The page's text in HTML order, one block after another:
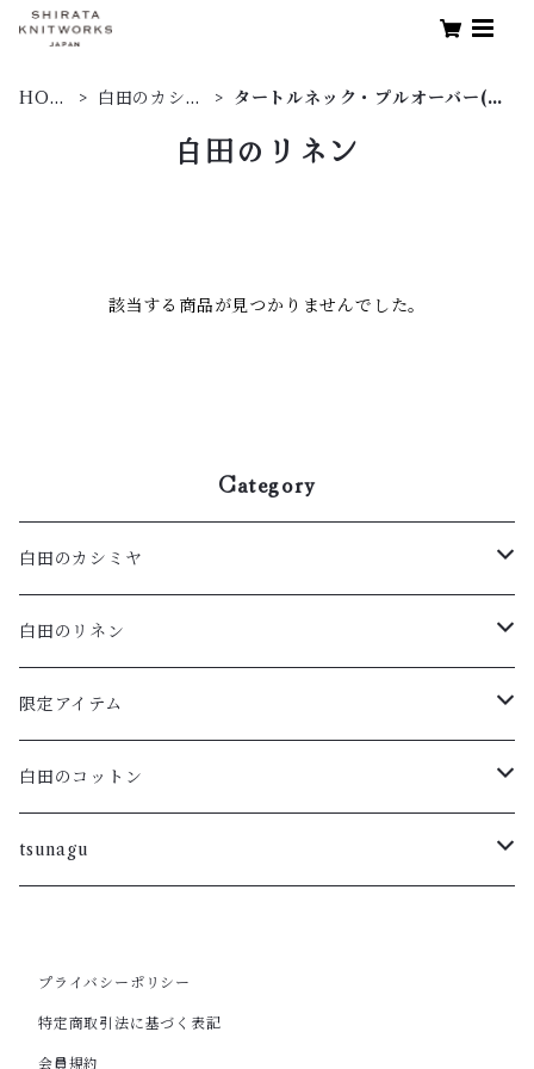
HOM
白田のカシミ
タートルネック・プルオーバー(度
白田のリネン
該当する商品が見つかりませんでした。
Category
白田のカシミヤ
アームウォーマー
マフラー・ストール
ハイネックプルオーバー・ボーダー
ラウンドカーディガン・ボーダー
ロングカーディガン
白田のリネン
ポロニット
ラウンドプルオーバー
重ねVプルオーバー
ワンピース
限定アイテム
Vネックフレンチスリーブ
白田のコットン
ラウンドネックカーディガン
VNプルオーバー
tsunagu
ポートネックチュニック
プライバシーポリシー
特定商取引法に基づく表記
会員規約